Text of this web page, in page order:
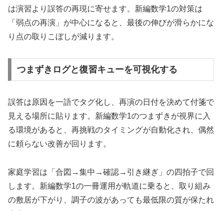
は演習より誤答の再現に寄せます。新編数学1の対策は
「弱点の再演」が中心になると、最後の伸びが滑らかにな
り点の取りこぼしが減ります。
つまずきログと復習キューを可視化する
誤答は原因を一語でタグ化し、再演の日付を決めて付箋で
見える場所に貼ります。新編数学1のつまずきが視界に入
る環境があると、再挑戦のタイミングが自動化され、偶然
に頼らない改善が回ります。
家庭学習は「合図→集中→確認→引き継ぎ」の四拍子で回
します。新編数学1の一冊運用が軌道に乗ると、取り組み
の敷居が下がり、調子の波があっても最低限の質が保たれ